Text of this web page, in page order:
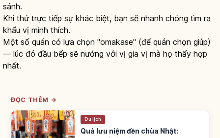
sánh.
Khi thử trực tiếp sự khác biệt, bạn sẽ nhanh chóng tìm ra
khẩu vị mình thích.
Một số quán có lựa chọn "omakase" (để quán chọn giúp)
— lúc đó đầu bếp sẽ nướng với vị gia vị mà họ thấy hợp
nhất.
ĐỌC THÊM →
Du lịch
Quà lưu niệm đền chùa Nhật: